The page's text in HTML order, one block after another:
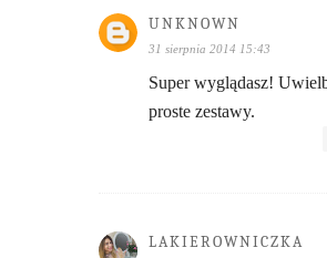
UNKNOWN
31 sierpnia 2014 15:43
Super wyglądasz!
proste zestawy.
LAKIEROWNICZKA